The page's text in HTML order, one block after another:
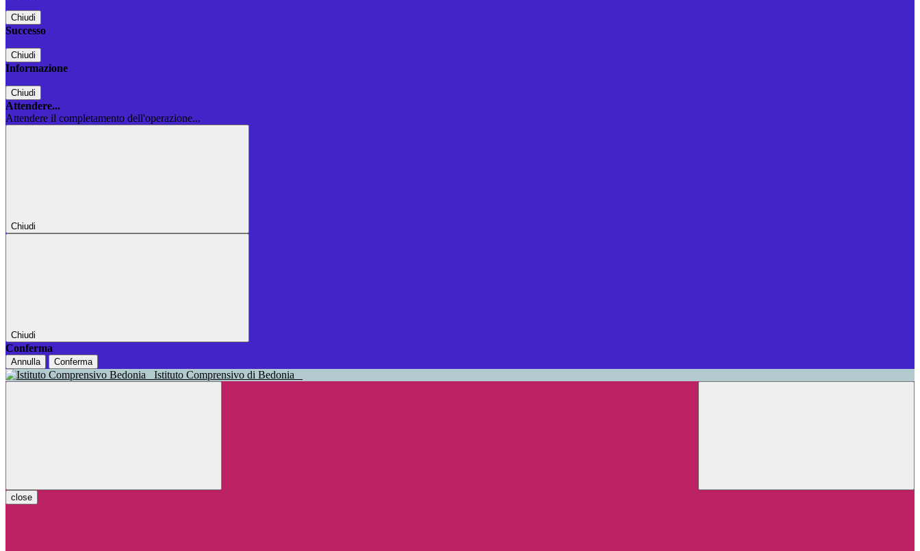
Chiudi
Successo
Chiudi
Informazione
Chiudi
Attendere...
Attendere il completamento dell'operazione...
Chiudi
Chiudi
Conferma
Annulla Conferma
Istituto Comprensivo di Bedonia
close